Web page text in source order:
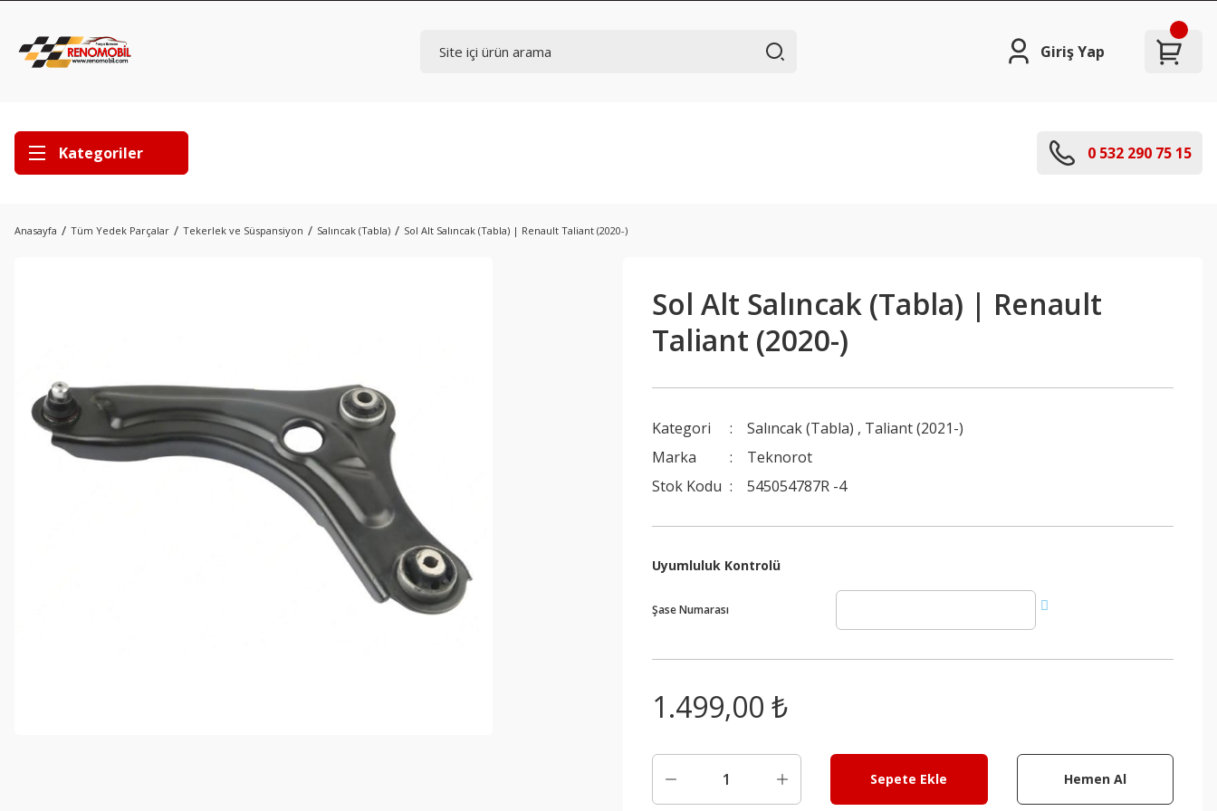
Giriş Yap
Kategoriler 0 532 290 75 15
Anasayfa Tüm Yedek Parçalar Tekerlek ve Süspansiyon Salıncak (Tabla) Sol Alt Salıncak (Tabla) | Renault Taliant (2020-)
Sol Alt Salıncak (Tabla) | Renault
Taliant (2020-)
Kategori Salıncak (Tabla) , Taliant (2021-)
Marka
Teknorot
Stok Kodu
545054787R -4
Uyumluluk Kontrolü
Şase Numarası
1.499,00 ₺
Sepete Ekle Hemen Al